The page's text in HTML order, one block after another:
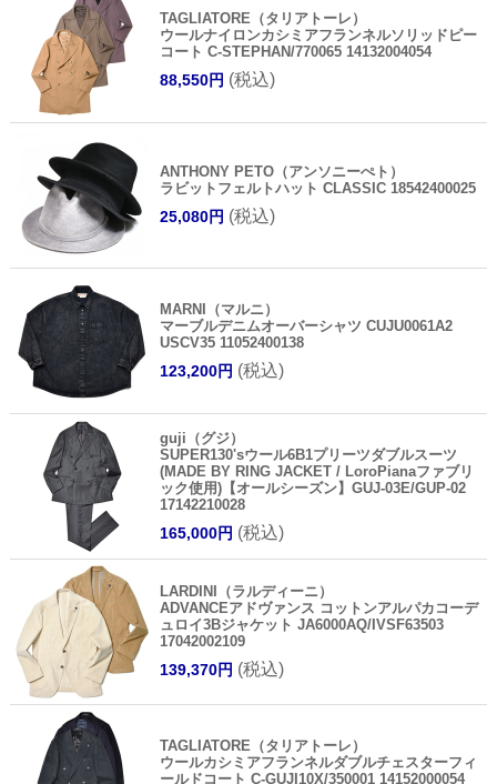
TAGLIATORE（タリアトーレ）
ウールナイロンカシミアフランネルソリッドピー
コート C-STEPHAN/770065 14132004054
88,550円 (税込)
ANTHONY PETO（アンソニーぺト）
ラビットフェルトハット CLASSIC 18542400025
25,080円 (税込)
MARNI（マルニ）
マーブルデニムオーバーシャツ CUJU0061A2
USCV35 11052400138
123,200円 (税込)
guji（グジ）
SUPER130'sウール6B1プリーツダブルスーツ
(MADE BY RING JACKET / LoroPianaファブリ
ック使用)【オールシーズン】GUJ-03E/GUP-02
17142210028
165,000円 (税込)
LARDINI（ラルディーニ）
ADVANCEアドヴァンス コットンアルパカコーデ
ュロイ3Bジャケット JA6000AQ/IVSF63503
17042002109
139,370円 (税込)
TAGLIATORE（タリアトーレ）
ウールカシミアフランネルダブルチェスターフィ
ールドコート C-GUJI10X/350001 14152000054